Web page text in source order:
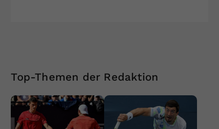
Top-Themen der Redaktion